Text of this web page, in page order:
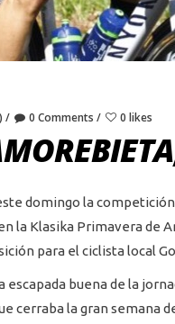
0 Comments 0 likes
domingo la
la Klasika Primavera de
para el ciclista local
buena de la
cerraba la gran